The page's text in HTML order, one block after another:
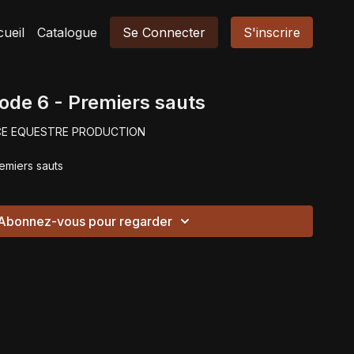
Catalogue Se Connecter S'inscrire
6 - Premiers sauts
EQUESTRE PRODUCTION
- Episode 6 - Premiers sauts
vous pour regarder